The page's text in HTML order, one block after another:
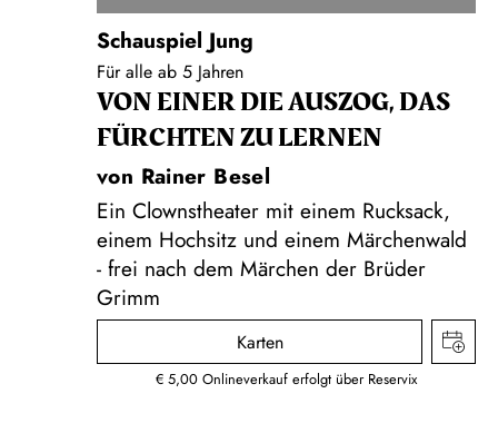
Schauspiel Jung
Für alle ab 5 Jahren
VON EINER DIE AUSZOG, DAS
FÜRCHTEN ZU LERNEN
von Rainer Besel
Ein Clownstheater mit einem Rucksack,
einem Hochsitz und einem Märchenwald
- frei nach dem Märchen der Brüder
Grimm
Karten
€ 5,00 Onlineverkauf erfolgt über Reservix